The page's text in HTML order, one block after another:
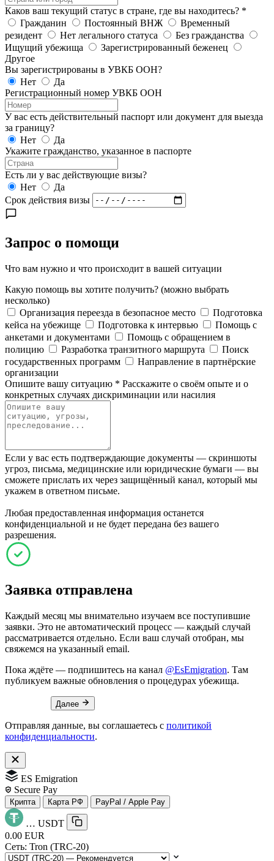
Каков ваш текущий статус в стране, где вы находитесь? *
Гражданин
Постоянный ВНЖ
Временный
резидент
Нет легального статуса
Без гражданства
Ищущий убежища
Зарегистрированный беженец
Другое
Вы зарегистрированы в УВКБ ООН?
Нет
Да
Регистрационный номер УВКБ ООН
У вас есть действительный паспорт или документ для выезда
за границу?
Нет
Да
Укажите гражданство, указанное в паспорте
Есть ли у вас действующие визы?
Нет
Да
Срок действия визы
Запрос о помощи
Что вам нужно и что происходит в вашей ситуации
Какую помощь вы хотите получить? (можно выбрать
несколько)
Организация переезда в безопасное место
Подготовка
кейса на убежище
Подготовка к интервью
Помощь с
анкетами и документами
Помощь с обращением в
полицию
Разработка транзитного маршрута
Поиск
государственных программ
Направление в партнёрские
организации
Опишите вашу ситуацию * Расскажите о своём опыте и о
конкретных случаях дискриминации или насилия
Если у вас есть подтверждающие документы — скриншоты
угроз, письма, медицинские или юридические бумаги — вы
сможете прислать их через защищённый канал, который мы
укажем в ответном письме.
Любая предоставленная информация останется
конфиденциальной и не будет передана без вашего
разрешения.
Заявка отправлена
Каждый месяц мы внимательно изучаем все поступившие
заявки. Это не автоматический процесс — каждый случай
рассматривается отдельно. Если ваш случай отобран, мы
свяжемся на указанный email.
Пока ждёте — подпишитесь на канал @EsEmigration. Там
публикуем важные обновления о процедурах убежища.
Далее
Отправляя данные, вы соглашаетесь с политикой
конфиденциальности.
ES Emigration
Secure Pay
Крипта Карта РФ PayPal / Apple Pay
… USDT
0.00 EUR
Сеть: Tron (TRC-20)